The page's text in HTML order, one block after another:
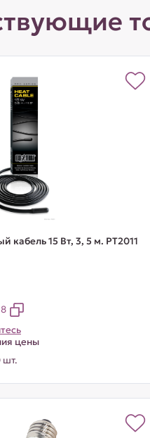
кабель 15 Вт, 3, 5 м. PT2011
цены
шт.